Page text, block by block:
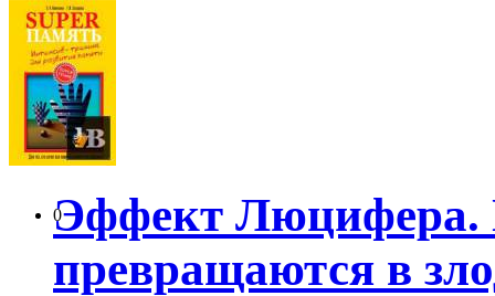
0
Эффект Люцифера.
превращаются в